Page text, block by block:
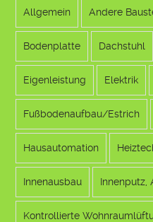
Allgemein Andere
Bodenplatte Dachstuhl
Eigenleistung Elektrik
Fußbodenaufbau/Estrich
Hausautomation
Innenausbau Innenputz,
Kontrollierte